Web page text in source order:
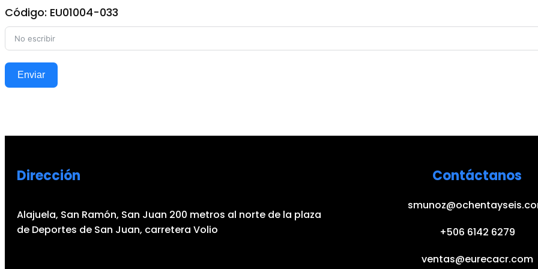
Código: EU01004-033
Enviar
Dirección
Alajuela, San Ramón, San Juan 200 metros al norte de la plaza
de Deportes de San Juan, carretera Volio
Contáctanos
+506 6142 6279
ventas@eurecacr.com